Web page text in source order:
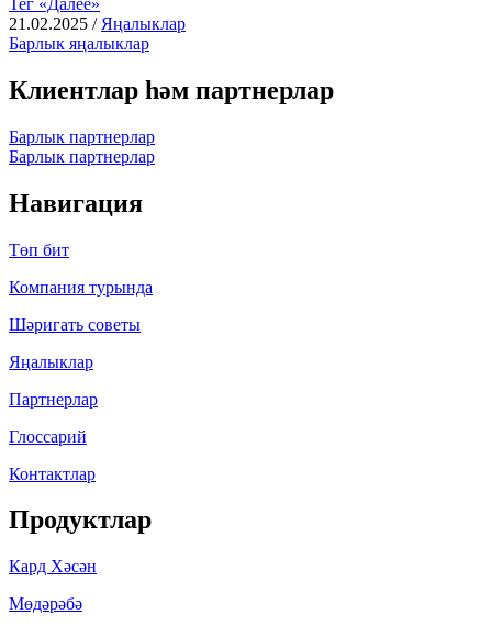
Тег «Далее»
21.02.2025 / Яңалыклар
Барлык яңалыклар
Клиентлар һәм партнерлар
Барлык партнерлар
Барлык партнерлар
Навигация
Төп бит
Компания турында
Шәригать cоветы
Яңалыклар
Партнерлар
Глоссарий
Контактлар
Продуктлар
Кард Хәсән
Мөдәрәбә